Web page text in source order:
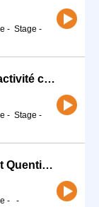
- Stage -
STAGE COMMERCE - Développer l'activité commerciale de ton sport (H/F)
- Stage -
Coach Sportif / Coach Sportive Saint Quentin (H/F)
-
-